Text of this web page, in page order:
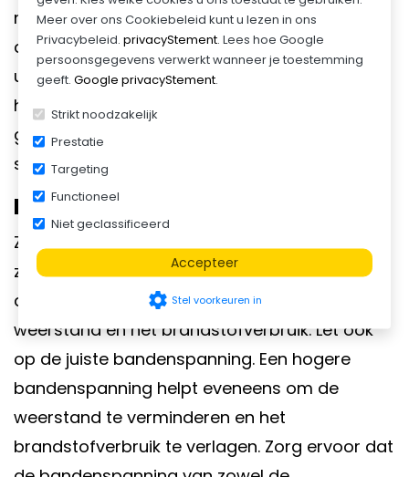
minderen, kun je het gas tijdig loslaten en de
auto in de versnelling van dat moment laten
uitrollen. Ook korte stops hebben invloed op
het brandstofverbruik. Zet de motor in ieder
geval uit bij een stop en als u de motor weer
start, doe dit dan zonder gas te geven.
Do: vermijd te veel weerstand
Zorg ervoor dat de aanhangwagen niet
zwaarder beladen dan nodig is. Hoe zwaarder
de aanhangwagen beladen is, hoe hoger de
weerstand en het brandstofverbruik. Let ook
op de juiste bandenspanning. Een hogere
bandenspanning helpt eveneens om de
weerstand te verminderen en het
brandstofverbruik te verlagen. Zorg ervoor dat
Meer over ons Cookiebeleid kunt u lezen in ons
Privacybeleid. privacyStement. Lees hoe Google
persoonsgegevens verwerkt wanneer je toestemming
geeft. Google privacyStement.
Strikt noodzakelijk
Prestatie
Targeting
Functioneel
Niet geclassificeerd
Accepteer
settings Stel voorkeuren in